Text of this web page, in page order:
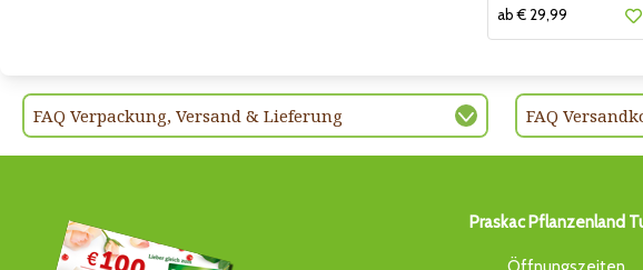
ab € 29,99
FAQ Verpackung, Versand & Lieferung FAQ
Praskac Pflanzenland